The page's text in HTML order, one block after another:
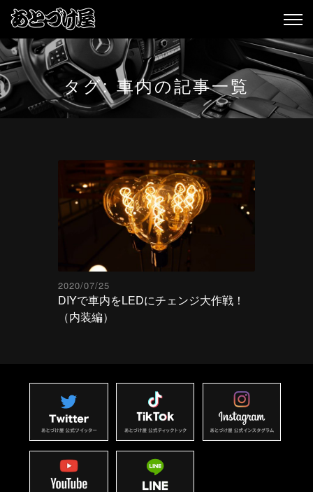
タグ:車内の記事一覧
2020/07/25
DIYで車内をLEDにチェンジ大作戦！
（内装編）